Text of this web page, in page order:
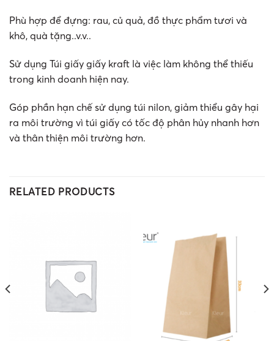
Phù hợp để đựng: rau, củ quả, đồ thực phẩm tươi và
khô, quà tặng..v.v..
Sử dụng Túi giấy giấy kraft là việc làm không thể thiếu
trong kinh doanh hiện nay.
Góp phần hạn chế sử dụng túi nilon, giảm thiểu gây hại
ra môi trường vì túi giấy có tốc độ phân hủy nhanh hơn
và thân thiện môi trường hơn.
RELATED PRODUCTS